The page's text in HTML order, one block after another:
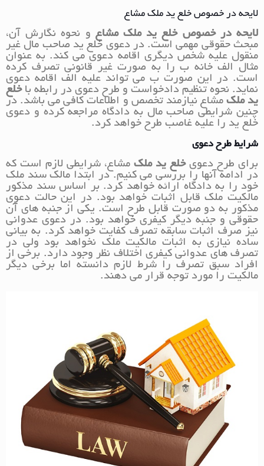
لایحه در خصوص خلع ید ملک مشاع
لایحه در خصوص خلع ید ملک مشاع و نحوه نگارش آن،
مبحث حقوقی مهمی است. در دعوی خلع ید صاحب مال غیر
منقول علیه شخص دیگری اقامه دعوی می کند. به عنوان
مثال الف خانه ب را به صورت غیر قانونی تصرف کرده
است. در این صورت ب می تواند علیه الف اقامه دعوی
نماید. نحوه تنظیم دادخواست و طرح دعوی در رابطه باخلع
ید ملکمشاع نیازمند تخصص و اطلاعات کافی می باشد. در
چنین شرایطی صاحب مال به دادگاه مراجعه کرده و دعوی
خلع ید را علیه غاصب طرح خواهد کرد.
شرایط طرح دعوی
برای طرح دعویخلع ید ملک مشاع، شرایطی لازم است که
در ادامه آنها را بررسی می کنیم. در ابتدا مالک سند ملک
خود را به دادگاه ارائه خواهد کرد. بر اساس سند مذکور
مالکیت ملک قابل اثبات خواهد بود‌. در این حالت دعوی
مذکور به دو صورت قابل طرح است. یکی از جنبه های آن
حقوقی و جنبه دیگر کیفری خواهد بود‌. در دعوی عدوانی
نیز صرف اثبات سابقه تصرف کفایت خواهد کرد. به بیانی
ساده نیازی به اثبات مالکیت ملک نخواهد بود ولی در
تصرف های عدوانی کیفری اختلاف نظر وجود دارد. برخی از
افراد سبق تصرف را شرط لازم دانسته اما برخی دیگر
مالکیت را مورد توجه قرار می دهند.